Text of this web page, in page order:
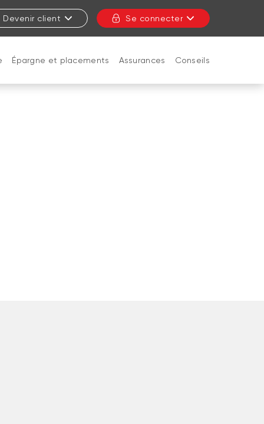
Devenir client Se connecter
Épargne et placements Assurances Conseils